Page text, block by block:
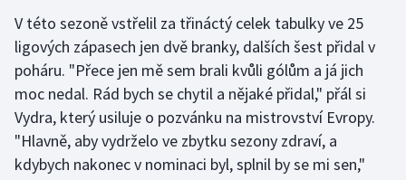
Sportovní střelba
Stolní tenis
Triatlon
Veslování
V této sezoně vstřelil za třináctý celek tabulky ve 25
ligových zápasech jen dvě branky, dalších šest přidal v
poháru. "Přece jen mě sem brali kvůli gólům a já jich
moc nedal. Rád bych se chytil a nějaké přidal," přál si
Vydra, který usiluje o pozvánku na mistrovství Evropy.
"Hlavně, aby vydrželo ve zbytku sezony zdraví, a
kdybych nakonec v nominaci byl, splnil by se mi sen,"